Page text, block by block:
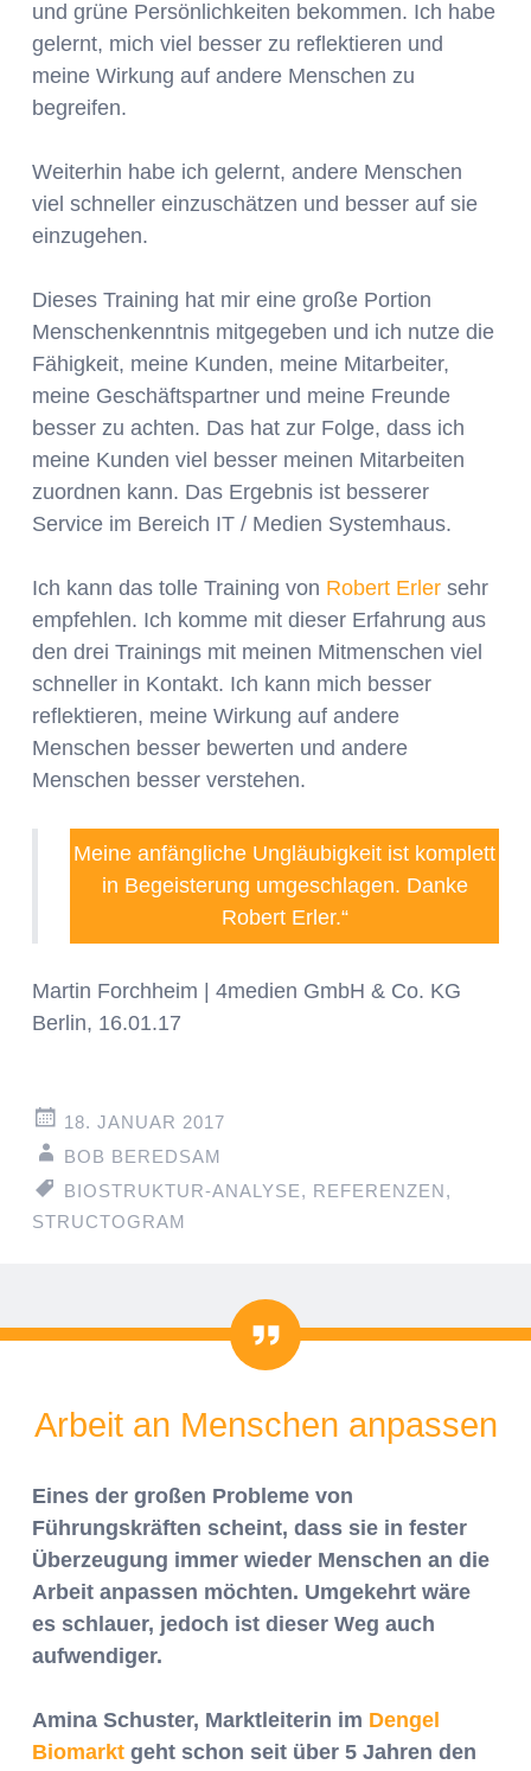
und grüne Persönlichkeiten bekommen. Ich habe
gelernt, mich viel besser zu reflektieren und
meine Wirkung auf andere Menschen zu
begreifen.
Weiterhin habe ich gelernt, andere Menschen
viel schneller einzuschätzen und besser auf sie
einzugehen.
Dieses Training hat mir eine große Portion
Menschenkenntnis mitgegeben und ich nutze die
Fähigkeit, meine Kunden, meine Mitarbeiter,
meine Geschäftspartner und meine Freunde
besser zu achten. Das hat zur Folge, dass ich
meine Kunden viel besser meinen Mitarbeiten
zuordnen kann. Das Ergebnis ist besserer
Service im Bereich IT / Medien Systemhaus.
Ich kann das tolle Training von Robert Erler sehr
empfehlen. Ich komme mit dieser Erfahrung aus
den drei Trainings mit meinen Mitmenschen viel
schneller in Kontakt. Ich kann mich besser
reflektieren, meine Wirkung auf andere
Menschen besser bewerten und andere
Menschen besser verstehen.
Meine anfängliche Ungläubigkeit ist komplett
in Begeisterung umgeschlagen. Danke
Robert Erler.“
Martin Forchheim | 4medien GmbH & Co. KG
Berlin, 16.01.17
18. JANUAR 2017
BOB BEREDSAM
BIOSTRUKTUR-ANALYSE, REFERENZEN,
STRUCTOGRAM
Zitat
Arbeit an Menschen anpassen
Eines der großen Probleme von
Führungskräften scheint, dass sie in fester
Überzeugung immer wieder Menschen an die
Arbeit anpassen möchten. Umgekehrt wäre
es schlauer, jedoch ist dieser Weg auch
aufwendiger.
Amina Schuster, Marktleiterin im Dengel
Biomarkt geht schon seit über 5 Jahren den